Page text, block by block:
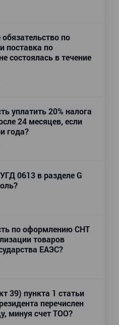
по
поставка по
состоялась в течение
уплатить 20% налога
24 месяцев, если
года?
0613 в разделе G
по оформлению СНТ
товаров
ЕАЭС?
39) пункта 1 статьи
перечислен
минуя счет ТОО?